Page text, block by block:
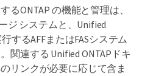
るONTAP の機能と管理は、
ジ システムと、Unified
するAFFまたはFASシステム
関連する Unified ONTAPドキ
リンクが必要に応じて含ま